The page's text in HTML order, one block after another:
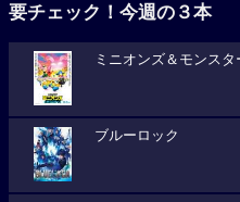
要チェック！今週の３本
ミニオンズ＆モンスタ
ブルーロック